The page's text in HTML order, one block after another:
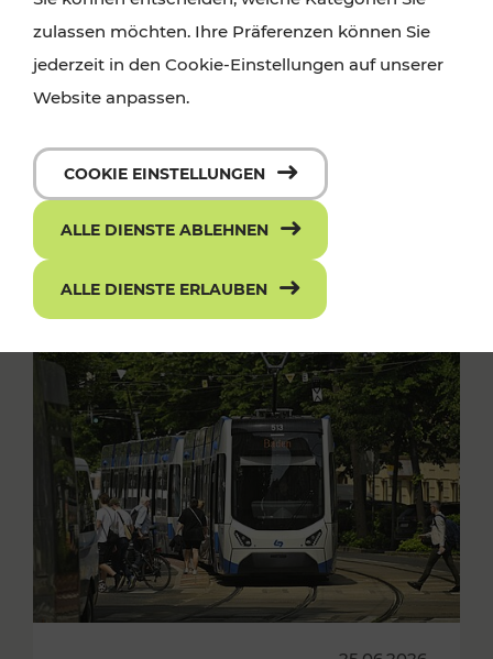
zulassen möchten. Ihre Präferenzen können Sie
jederzeit in den Cookie-Einstellungen auf unserer
Website anpassen.
COOKIE EINSTELLUNGEN
ALLE DIENSTE ABLEHNEN
ALLE DIENSTE ERLAUBEN